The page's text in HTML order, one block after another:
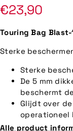
Normale
prijs
€23,90
Touring Bag
Sterke
Sterke
De 5 mm
beschermt
Glijdt over
operationeel
Alle product